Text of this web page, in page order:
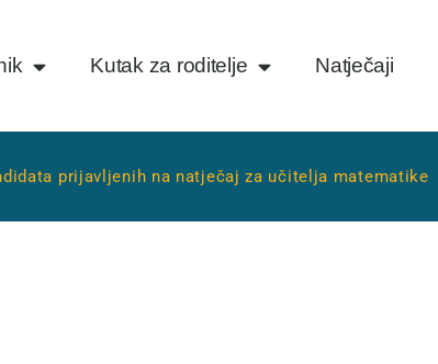
Kutak za roditelje Natječaji
prijavljenih na natječaj za učitelja matematike